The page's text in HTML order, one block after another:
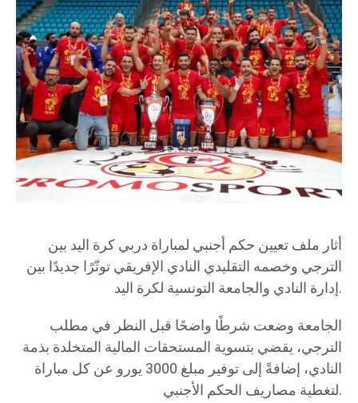
أثار ملف تعيين حكم أجنبي لمباراة دربي كرة اليد بين
الترجي وخصمه التقليدي النادي الإفريقي توتّرًا جديدًا بين
إدارة النادي والجامعة التونسية لكرة اليد.
الجامعة وضعت شرطًا واضحًا قبل النظر في مطلب
الترجي، يقضي بتسوية المستحقات المالية المتخلدة بذمة
النادي، إضافةً إلى توفير مبلغ 3000 يورو عن كل مباراة
لتغطية مصاريف الحكم الأجنبي.